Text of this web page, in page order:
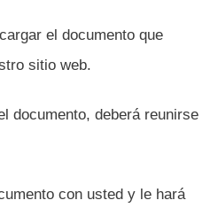
el documento que
sitio web.
documento, deberá reunirse
con usted y le hará